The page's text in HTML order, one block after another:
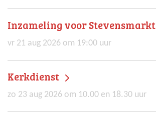
Inzameling voor Stevensmarkt
vr 21 aug 2026 om 19:00 uur
Kerkdienst
zo 23 aug 2026 om 10.00 en 18.30 uur